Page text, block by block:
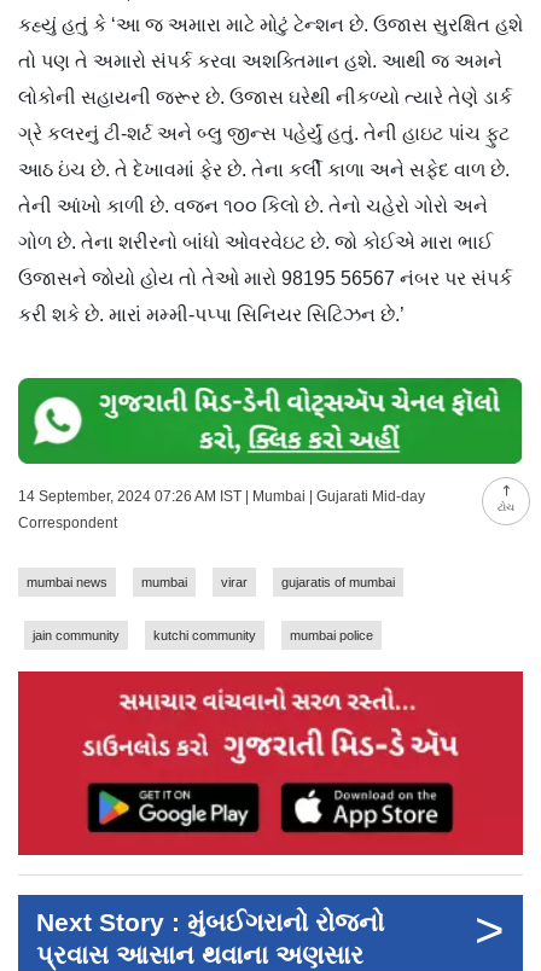
ટોચ
કહ્યું હતું કે ‘આ જ અમારા માટે મોટું ટેન્શન છે. ઉજાસ સુરક્ષિત હશે
તો પણ તે અમારો સંપર્ક કરવા અશક્તિમાન હશે. આથી જ અમને
લોકોની સહાયની જરૂર છે. ઉજાસ ઘરેથી નીકળ્યો ત્યારે તેણે ડાર્ક
ગ્રે કલરનું ટી-શર્ટ અને બ્લુ જીન્સ પહેર્યું હતું. તેની હાઇટ પાંચ ફુટ
આઠ ઇંચ છે. તે દેખાવમાં ફેર છે. તેના કર્લી કાળા અને સફેદ વાળ છે.
તેની આંખો કાળી છે. વજન ૧૦૦ કિલો છે. તેનો ચહેરો ગોરો અને
ગોળ છે. તેના શરીરનો બાંધો ઓવરવેઇટ છે. જો કોઈએ મારા ભાઈ
ઉજાસને જોયો હોય તો તેઓ મારો 98195 56567 નંબર પર સંપર્ક
કરી શકે છે. મારાં મમ્મી-પપ્પા સિનિયર સિટિઝન છે.’
14 September, 2024 07:26 AM IST | Mumbai | Gujarati Mid-day
Correspondent
mumbai news mumbai virar gujaratis of mumbai
jain community kutchi community mumbai police
Next Story : મુંબઈગરાનો રોજનો
પ્રવાસ આસાન થવાના અણસાર
>